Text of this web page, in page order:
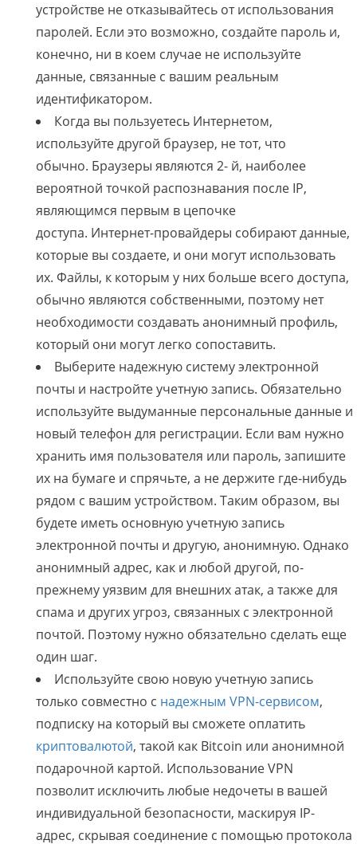
устройстве не отказывайтесь от использования
паролей. Если это возможно, создайте пароль и,
конечно, ни в коем случае не используйте
данные, связанные с вашим реальным
идентификатором.
Когда вы пользуетесь Интернетом,
используйте другой браузер, не тот, что
обычно. Браузеры являются 2- й, наиболее
вероятной точкой распознавания после IP,
являющимся первым в ​​цепочке
доступа. Интернет-провайдеры собирают данные,
которые вы создаете, и они могут использовать
их. Файлы, к которым у них больше всего доступа,
обычно являются собственными, поэтому нет
необходимости создавать анонимный профиль,
который они могут легко сопоставить.
Выберите надежную систему электронной
почты и настройте учетную запись. Обязательно
используйте выдуманные персональные данные и
новый телефон для регистрации. Если вам нужно
хранить имя пользователя или пароль, запишите
их на бумаге и спрячьте, а не держите где-нибудь
рядом с вашим устройством. Таким образом, вы
будете иметь основную учетную запись
электронной почты и другую, анонимную. Однако
анонимный адрес, как и любой другой, по-
прежнему уязвим для внешних атак, а также для
спама и других угроз, связанных с электронной
почтой. Поэтому нужно обязательно сделать еще
один шаг.
Используйте свою новую учетную запись
только совместно с надежным VPN-сервисом,
подписку на который вы сможете оплатить
криптовалютой, такой как Bitcoin или анонимной
подарочной картой. Использование VPN
позволит исключить любые недочеты в вашей
индивидуальной безопасности, маскируя IP-
адрес, скрывая соединение с помощью протокола